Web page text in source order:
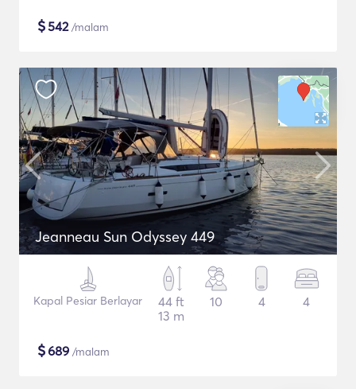
$542/malam
Jeanneau Sun Odyssey 449
Kapal Pesiar Berlayar
44 ft
13 m
10 4 4
$689 /malam